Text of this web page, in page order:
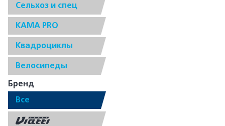
Сельхоз и спец
КАМА PRO
Квадроциклы
Велосипеды
Бренд
Все